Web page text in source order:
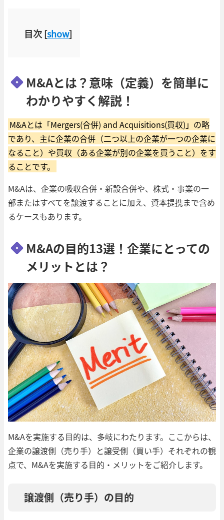
目次[show]
M&Aとは？意味（定義）を簡単に
わかりやすく解説！
M&Aとは「Mergers(合併) and Acquisitions(買収)」の略
であり、主に企業の合併（二つ以上の企業が一つの企業に
なること）や買収（ある企業が別の企業を買うこと）をす
ることです。
M&Aは、企業の吸収合併・新設合併や、株式・事業の一
部またはすべてを譲渡することに加え、資本提携まで含め
るケースもあります。
M&Aの目的13選！企業にとっての
メリットとは？
M&Aを実施する目的は、多岐にわたります。ここからは、
企業の譲渡側（売り手）と譲受側（買い手）それぞれの観
点で、M&Aを実施する目的・メリットをご紹介します。
譲渡側（売り手）の目的